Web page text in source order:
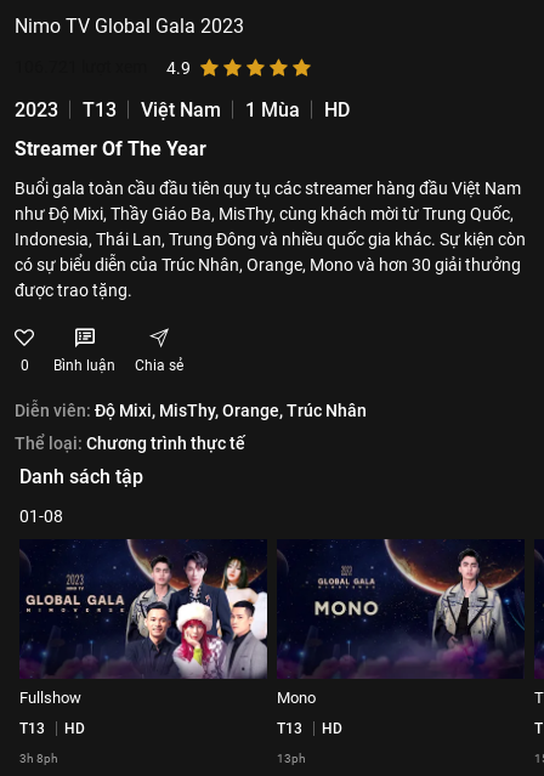
Nimo TV Global Gala 2023
4.9
2023 T13 Việt Nam 1 Mùa
HD
Streamer Of The Year
Buổi gala toàn cầu đầu tiên quy tụ các streamer hàng đầu Việt Nam
như Độ Mixi, Thầy Giáo Ba, MisThy, cùng khách mời từ Trung Quốc,
Indonesia, Thái Lan, Trung Đông và nhiều quốc gia khác. Sự kiện còn
có sự biểu diễn của Trúc Nhân, Orange, Mono và hơn 30 giải thưởng
được trao tặng.
0 Bình luận Chia sẻ
Diễn viên: Độ Mixi, MisThy,Orange,Trúc Nhân
Thể loại: Chương trình thực tế
Danh sách tập
01-08
Fullshow
T13 HD
3h 8ph
Mono
T13 HD
13ph